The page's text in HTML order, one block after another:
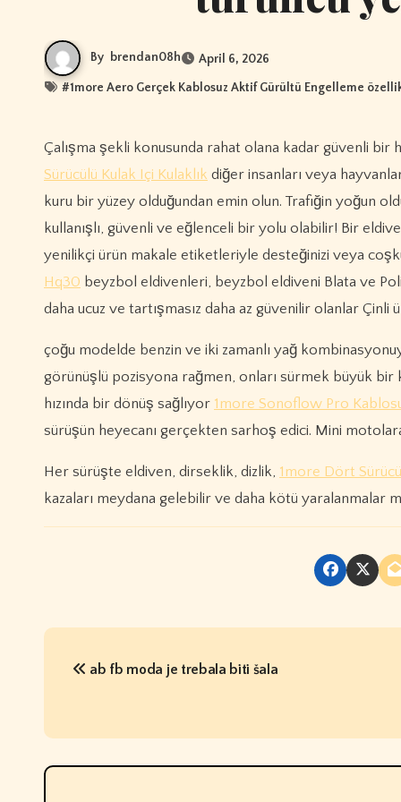
By brendan08h April 6, 2026
#1more Aero Gerçek Kablosuz Aktif Gürültü Engelleme
Çalışma şekli konusunda rahat olana kadar güvenli bir
Sürücülü Kulak Içi Kulaklık diğer insanları veya
kuru bir yüzey olduğundan emin olun. Trafiğin yoğun
kullanışlı, güvenli ve eğlenceli bir yolu olabilir! Bir
yenilikçi ürün makale etiketleriyle desteğinizi veya
Hq30 beyzbol eldivenleri, beyzbol eldiveni Blata ve
daha ucuz ve tartışmasız daha az güvenilir olanlar
çoğu modelde benzin ve iki zamanlı yağ
görünüşlü pozisyona rağmen, onları sürmek büyük bir
hızında bir dönüş sağlıyor 1more Sonoflow Pro
sürüşün heyecanı gerçekten sarhoş edici. Mini
Her sürüşte eldiven, dirseklik, dizlik, 1more Dört
kazaları meydana gelebilir ve daha kötü yaralanmalar
P
t
ab fb moda je trebala biti šala